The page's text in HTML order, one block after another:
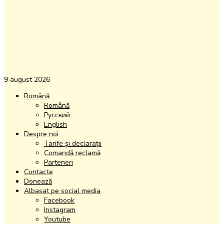
9 august 2026
Română
Română
Русский
English
Despre noi
Tarife și declarații
Comandă reclamă
Parteneri
Contacte
Donează
Albasat pe social media
Facebook
Instagram
Youtube